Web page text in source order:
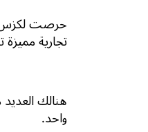
حرصت لكزس
تجارية
هنالك
واحد.